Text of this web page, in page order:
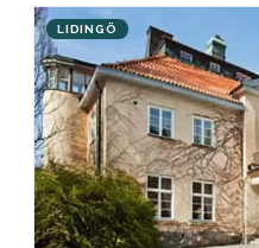
LIDINGÖ